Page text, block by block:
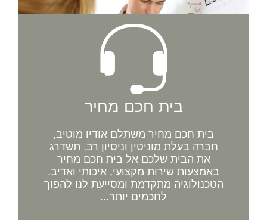
בית חכם מחיר
בית חכם מחיר משתלם אודיו מוטיב,
חברה בעלת מוניטין וניסיון רב, תשדרג
את הבית שלכם אל בית חכם מחיר
באמצעות שירות מקצועי, איכותי ואדיב.
הטכנולוגיה מתקדמת ומסייעת לנו להפוך
לחכמים יותר...